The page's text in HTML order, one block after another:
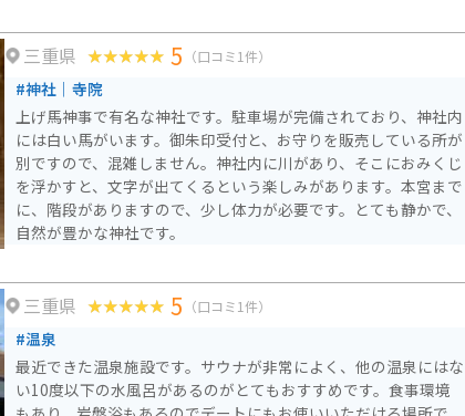
折々の美しい風景を楽しめる「永源寺ダム」など、ツーリングス
ポットとしても人気です。 道の駅 奥永源寺 渓流の里は、自然を
満喫したい方、地元の美味しいものを味わいたい方、ツーリング
の休憩に最適な場所です。
三重県 5 （口コミ1件）
#神社｜寺院
上げ馬神事で有名な神社です。駐車場が完備されており、神社内
には白い馬がいます。御朱印受付と、お守りを販売している所が
別ですので、混雑しません。神社内に川があり、そこにおみくじ
を浮かすと、文字が出てくるという楽しみがあります。本宮まで
に、階段がありますので、少し体力が必要です。とても静かで、
自然が豊かな神社です。
三重県 5 （口コミ1件）
#温泉
最近できた温泉施設です。サウナが非常によく、他の温泉にはな
い10度以下の水風呂があるのがとてもおすすめです。食事環境